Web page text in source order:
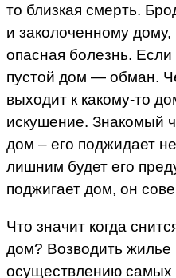
то близкая смерть.
и заколоченному
опасная болезнь. Если
пустой дом — обман.
выходит к какому-то
искушение. Знакомый
дом – его поджидает
лишним будет его
поджигает дом, он
Что значит когда
дом? Возводить жилье
осуществлению самых